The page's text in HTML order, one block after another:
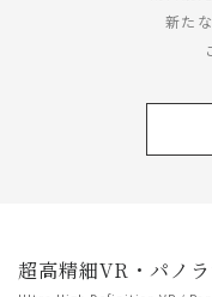
新た
超高精細VR・パノ